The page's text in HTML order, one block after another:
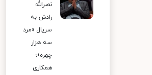
نصرالله
رادش به
سریال «مرد
سه هزار
چهره»؛
همکاری